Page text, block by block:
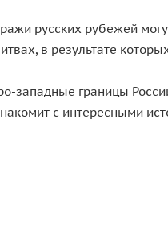
русских рубежей
в результате
западные границы
с интересными